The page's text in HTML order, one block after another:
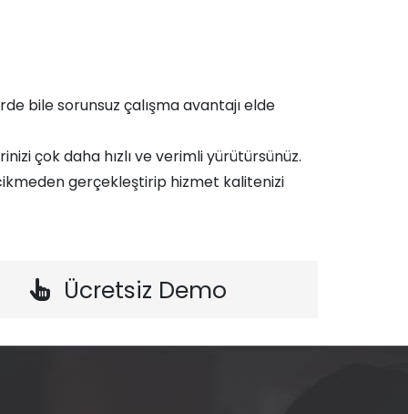
bile sorunsuz çalışma avantajı elde
çok daha hızlı ve verimli yürütürsünüz.
gerçekleştirip hizmet kalitenizi
Ücretsiz Demo